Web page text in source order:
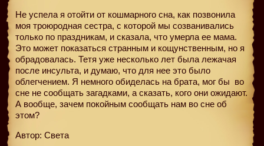
Не успела я отойти от кошмарного сна, как позвонила
моя троюродная сестра, с которой мы созванивались
только по праздникам, и сказала, что умерла ее мама.
Это может показаться странным и кощунственным, но я
обрадовалась. Тетя уже несколько лет была лежачая
после инсульта, и думаю, что для нее это было
облегчением. Я немного обиделась на брата, мог бы во
сне не сообщать загадками, а сказать, кого они ожидают.
А вообще, зачем покойным сообщать нам во сне об
этом?
Автор: Света